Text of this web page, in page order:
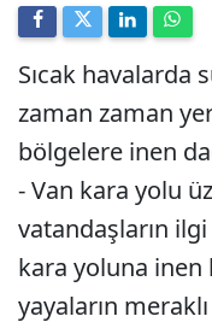
Sıcak havalarda
zaman zaman
bölgelere inen
- Van kara yolu
vatandaşların
kara yoluna inen
yayaların